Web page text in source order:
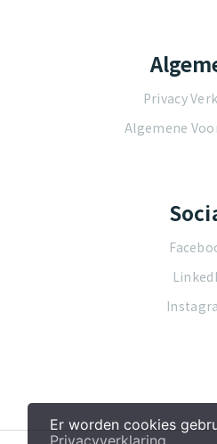
Er worden cookies
Privacyverklaring
Privacy
Algemene